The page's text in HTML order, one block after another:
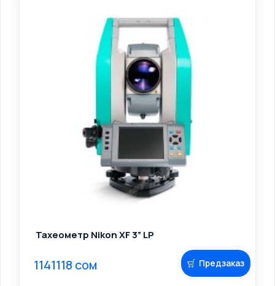
Тахеометр Nikon XF 3” LP
1141118 сом Предзаказ